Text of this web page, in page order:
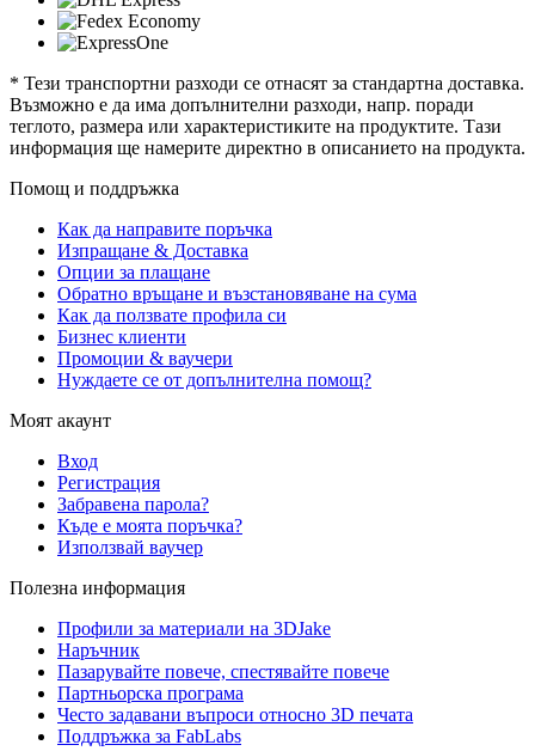
* Тези транспортни разходи се отнасят за стандартна доставка.
Възможно е да има допълнителни разходи, напр. поради
теглото, размера или характеристиките на продуктите. Тази
информация ще намерите директно в описанието на продукта.
Помощ и поддръжка
Как да направите поръчка
Изпращане & Доставка
Опции за плащане
Обратно връщане и възстановяване на сума
Как да ползвате профила си
Бизнес клиенти
Промоции & ваучери
Нуждаете се от допълнителна помощ?
Моят акаунт
Вход
Регистрация
Забравена парола?
Къде е моята поръчка?
Използвай ваучер
Полезна информация
Профили за материали на 3DJake
Наръчник
Пазарувайте повече, спестявайте повече
Партньорска програма
Често задавани въпроси относно 3D печата
Поддръжка за FabLabs